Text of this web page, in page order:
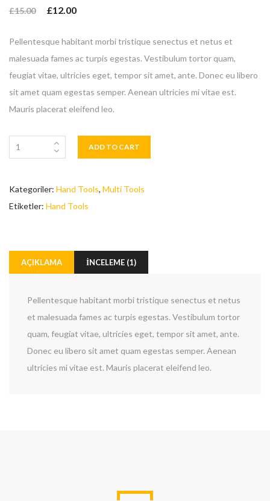
dayanarak
5
puan
aldı
£15.00 £12.00
Pellentesque habitant morbi tristique senectus et netus et
malesuada fames ac turpis egestas. Vestibulum tortor quam,
feugiat vitae, ultricies eget, tempor sit amet, ante. Donec eu libero
sit amet quam egestas semper. Aenean ultricies mi vitae est.
Mauris placerat eleifend leo.
ADD TO CART
Kategoriler: Hand Tools, Multi Tools
Etiketler: Hand Tools
AÇIKLAMA İNCELEME (1)
Pellentesque habitant morbi tristique senectus et netus
et malesuada fames ac turpis egestas. Vestibulum tortor
quam, feugiat vitae, ultricies eget, tempor sit amet, ante.
Donec eu libero sit amet quam egestas semper. Aenean
ultricies mi vitae est. Mauris placerat eleifend leo.